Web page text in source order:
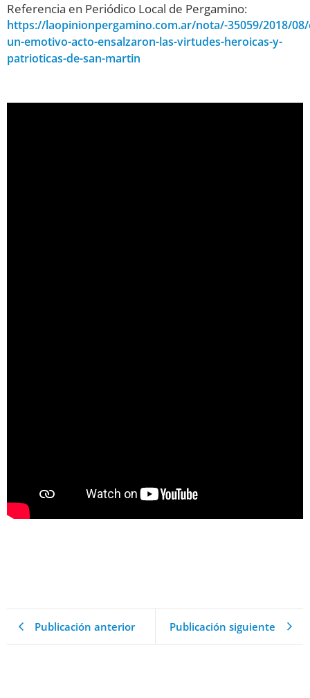
Referencia en Periódico Local de Pergamino:
https://laopinionpergamino.com.ar/nota/-35059/2018/
un-emotivo-acto-ensalzaron-las-virtudes-heroicas-y-
patrioticas-de-san-martin
Publicación anterior Publicación siguiente